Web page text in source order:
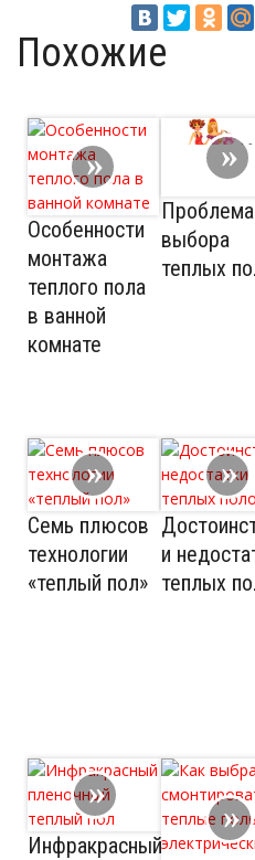
Похожие
Особенности
монтажа
теплого пола
в ванной
комнате
Проблема
выбора
теплых
Семь плюсов
технологии
«теплый пол»
и
теплых
Инфракрасный